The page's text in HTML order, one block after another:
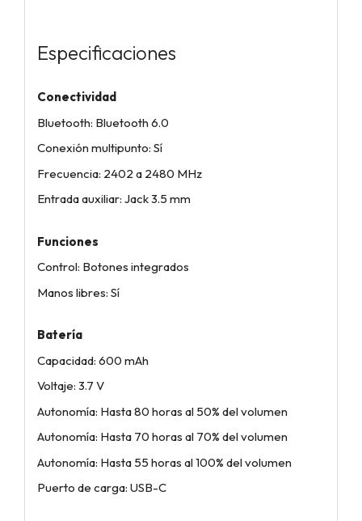
Especificaciones
Conectividad
Bluetooth: Bluetooth 6.0
Conexión multipunto: Sí
Frecuencia: 2402 a 2480 MHz
Entrada auxiliar: Jack 3.5 mm
Funciones
Control: Botones integrados
Manos libres: Sí
Batería
Capacidad: 600 mAh
Voltaje: 3.7 V
Autonomía: Hasta 80 horas al 50% del volumen
Autonomía: Hasta 70 horas al 70% del volumen
Autonomía: Hasta 55 horas al 100% del volumen
Puerto de carga: USB-C